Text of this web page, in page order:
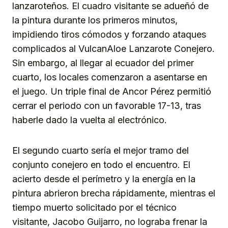
lanzaroteños. El cuadro visitante se adueñó de
la pintura durante los primeros minutos,
impidiendo tiros cómodos y forzando ataques
complicados al VulcanAloe Lanzarote Conejero.
Sin embargo, al llegar al ecuador del primer
cuarto, los locales comenzaron a asentarse en
el juego. Un triple final de Ancor Pérez permitió
cerrar el periodo con un favorable 17-13, tras
haberle dado la vuelta al electrónico.
El segundo cuarto sería el mejor tramo del
conjunto conejero en todo el encuentro. El
acierto desde el perímetro y la energía en la
pintura abrieron brecha rápidamente, mientras el
tiempo muerto solicitado por el técnico
visitante, Jacobo Guijarro, no lograba frenar la